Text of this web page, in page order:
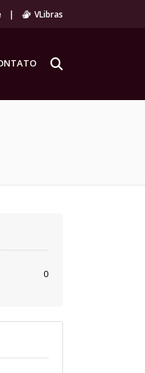
| VLibras
0